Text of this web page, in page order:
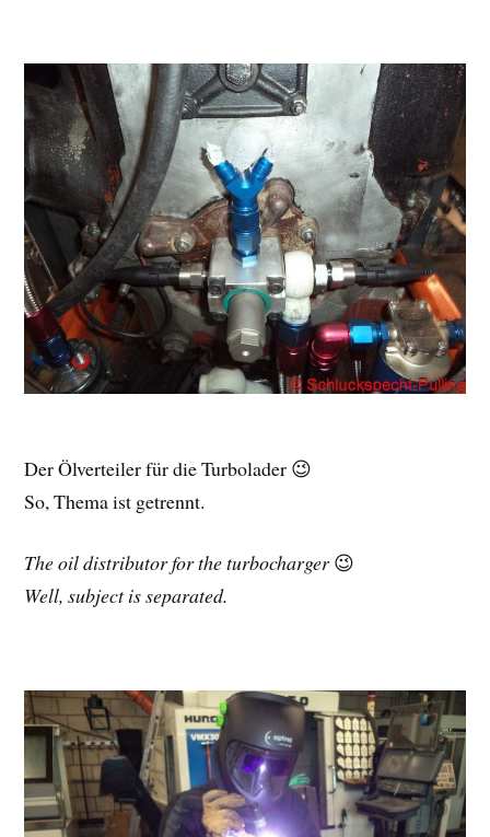
Der Ölverteiler für die Turbolader 😉
So, Thema ist getrennt.
The oil distributor for the turbocharger😉
Well, subject is separated.